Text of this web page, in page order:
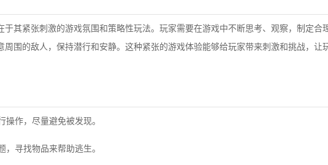
于其紧张刺激的游戏氛围和策略性玩法。玩家需要在游戏中不断思考、观察，制定合
周围的敌人，保持潜行和安静。这种紧张的游戏体验能够给玩家带来刺激和挑战，让
操作，尽量避免被发现。
，寻找物品来帮助逃生。